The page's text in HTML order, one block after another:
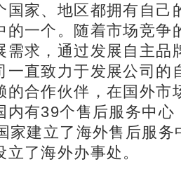
国家、地区都拥有自己
的一个。随着市场竞争
需求，通过发展自主品
一直致力于发展公司的
的合作伙伴，在国外市
内有39个售后服务中心
家建立了海外售后服务
了海外办事处。